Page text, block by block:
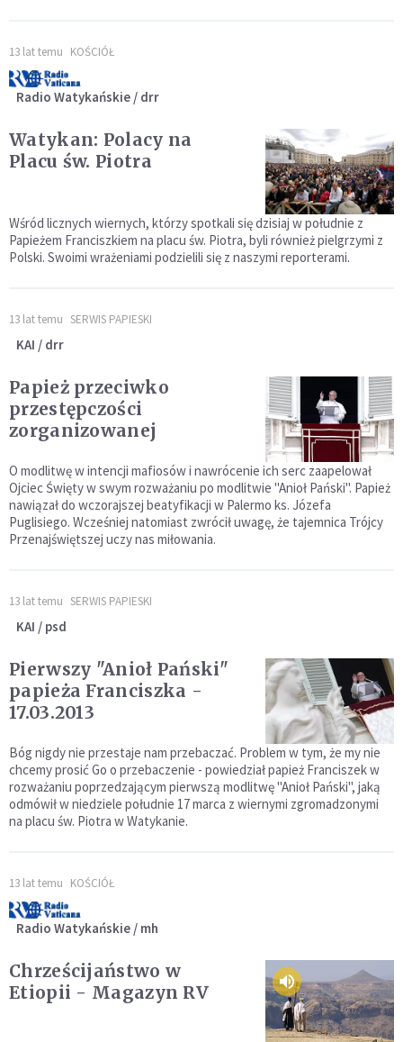
13 lat temu KOŚCIÓŁ
Radio Watykańskie / drr
Watykan: Polacy na
Placu św. Piotra
Wśród licznych wiernych, którzy spotkali się dzisiaj w południe z
Papieżem Franciszkiem na placu św. Piotra, byli również pielgrzymi z
Polski. Swoimi wrażeniami podzielili się z naszymi reporterami.
13 lat temu SERWIS PAPIESKI
KAI / drr
Papież przeciwko
przestępczości
zorganizowanej
O modlitwę w intencji mafiosów i nawrócenie ich serc zaapelował
Ojciec Święty w swym rozważaniu po modlitwie "Anioł Pański". Papież
nawiązał do wczorajszej beatyfikacji w Palermo ks. Józefa
Puglisiego. Wcześniej natomiast zwrócił uwagę, że tajemnica Trójcy
Przenajświętszej uczy nas miłowania.
13 lat temu SERWIS PAPIESKI
KAI / psd
Pierwszy "Anioł Pański"
papieża Franciszka -
17.03.2013
Bóg nigdy nie przestaje nam przebaczać. Problem w tym, że my nie
chcemy prosić Go o przebaczenie - powiedział papież Franciszek w
rozważaniu poprzedzającym pierwszą modlitwę "Anioł Pański", jaką
odmówił w niedziele południe 17 marca z wiernymi zgromadzonymi
na placu św. Piotra w Watykanie.
13 lat temu KOŚCIÓŁ
Radio Watykańskie / mh
Chrześcijaństwo w
Etiopii - Magazyn RV